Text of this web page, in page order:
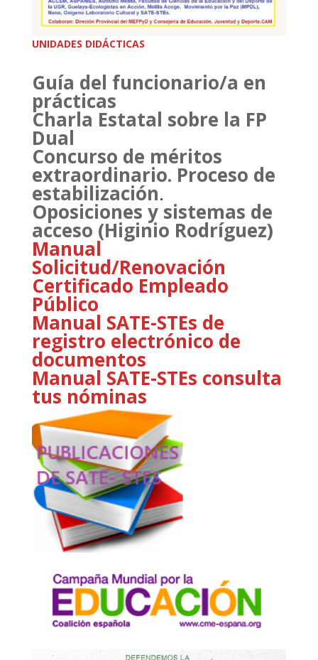
UNIDADES DIDÁCTICAS
Guía del funcionario/a en
prácticas
Charla Estatal sobre la FP
Dual
Concurso de méritos
extraordinario. Proceso de
estabilización.
Oposiciones y sistemas de
acceso (Higinio Rodríguez)
Manual
Solicitud/Renovación
Certificado Empleado
Público
Manual SATE-STEs de
registro electrónico de
documentos
Manual SATE-STEs consulta
tus nóminas